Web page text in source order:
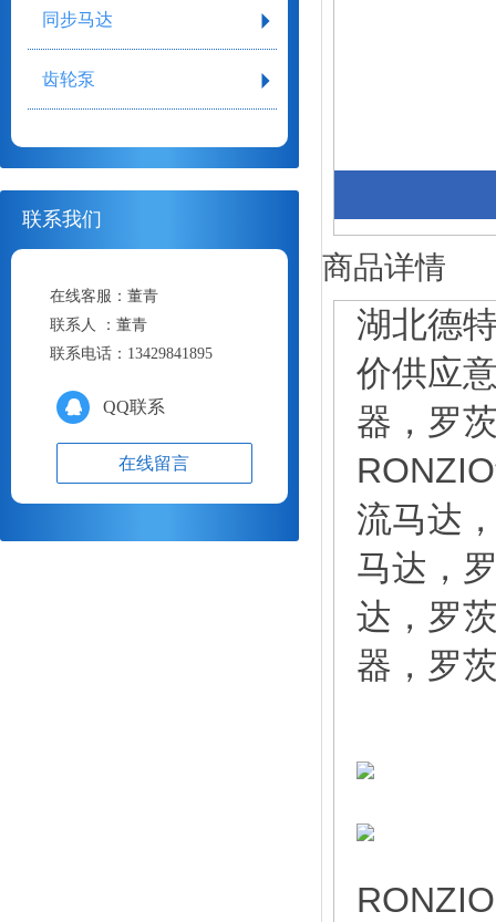
同步马达
齿轮泵
联系我们
在线客服：董青
联系人 ：董青
联系电话： 13429841895
QQ联系
在线留言
商品详情
湖北德
价供应
器，罗
流马达
马达，
达，罗
器，罗